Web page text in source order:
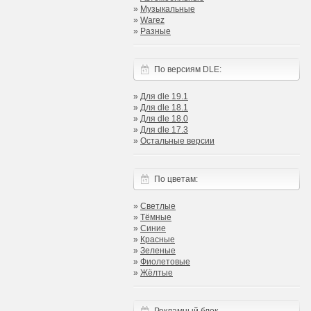
» Музыкальные
» Warez
» Разные
По версиям DLE:
» Для dle 19.1
» Для dle 18.1
» Для dle 18.0
» Для dle 17.3
» Остальные версии
По цветам:
» Светлые
» Тёмные
» Синие
» Красные
» Зеленые
» Фиолетовые
» Жёлтые